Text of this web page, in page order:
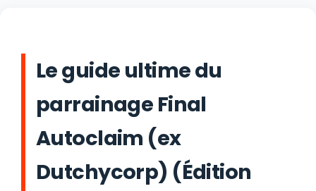
Le guide ultime du
parrainage Final
Autoclaim (ex
Dutchycorp) (Édition